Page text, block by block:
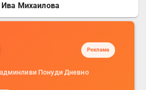
Михаилова
Реклама
Понуди Дневно